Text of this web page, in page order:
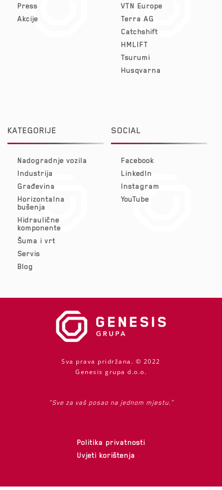
Press
Akcije
VTN Europe
Terra AG
Catchshift
HMLIFT
Tsurumi
Husqvarna
KATEGORIJE
Nadogradnje vozila
Industrija
Građevina
Horizontalna
bušenja
Hidraulične
komponente
Šuma i vrt
Servis
Blog
SOCIAL
Facebook
LinkedIn
Instagram
YouTube
Sva prava pridržana. © 2022
Genesis grupa d.o.o.
"Sve za vaš posao na jednom mjestu."
Politika privatnosti
Uvjeti korištenja